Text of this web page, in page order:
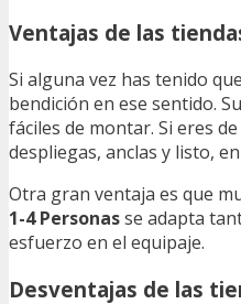
Ventajas de las
Si alguna vez has tenido
bendición en ese sentido. Su
fáciles de montar. Si eres
despliegas, anclas y listo,
Otra gran ventaja es que
1-4 Personasse adapta
esfuerzo en el equipaje.
Desventajas de las